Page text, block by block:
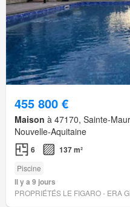
455 800 €
Maison à 47170, Sainte-
Nouvelle-Aquitaine
6 137 m²
Piscine
Il y a 9 jours